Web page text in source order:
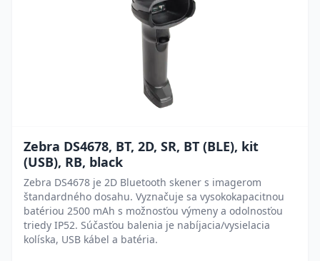
Zebra DS4678, BT, 2D, SR, BT (BLE), kit
(USB), RB, black
Zebra DS4678 je 2D Bluetooth skener s imagerom
štandardného dosahu. Vyznačuje sa vysokokapacitnou
batériou 2500 mAh s možnosťou výmeny a odolnosťou
triedy IP52. Súčasťou balenia je nabíjacia/vysielacia
kolíska, USB kábel a batéria.